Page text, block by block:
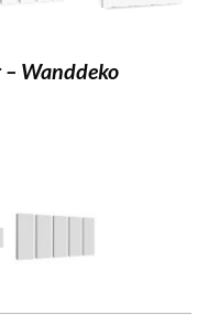
Wanddeko